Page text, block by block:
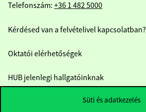
Süti és adatkezelés
Telefonszám: +36 1 482 5000
Kérdésed van a felvételivel kapcsolatban?
Oktatói elérhetőségek
HUB jelenlegi hallgatóinknak
press@uni-corvinus.hu